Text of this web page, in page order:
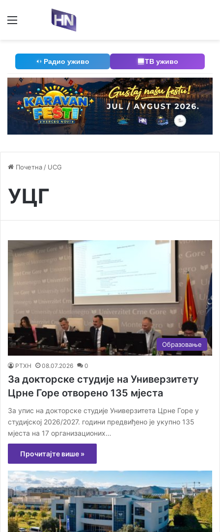
Радио уживо ТВ уживо
Почетна / UCG
УЦГ
Образовање
РТХН 08.07.2026 0
За докторске студије на Универзитету
Црне Горе отворено 135 мјеста
За упис на докторске студије Универзитета Црне Горе у
студијској 2026/2027. години предвиђено је укупно 135
мјеста на 17 организационих…
Прочитајте више »